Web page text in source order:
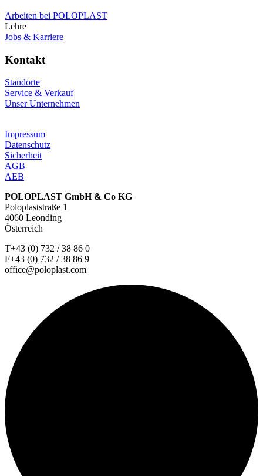
Arbeiten bei POLOPLAST
Lehre
Jobs & Karriere
Kontakt
Standorte
Service & Verkauf
Unser Unternehmen
Impressum
Datenschutz
Sicherheit
AGB
AEB
POLOPLAST GmbH & Co KG
Poloplaststraße 1
4060 Leonding
Österreich
T+43 (0) 732 / 38 86 0
F+43 (0) 732 / 38 86 9
office@poloplast.com